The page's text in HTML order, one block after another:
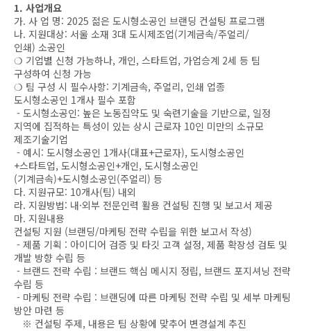
1. 사업개요
가. 사 업 명: 2025 젊은 도시형소공인 브랜딩 컨설팅 프로그램
나. 지원대상: 서울 소재 3대 도시제조업(기계금속/주얼리/
인쇄) 소공인
❍ 기업별 신청 가능하나, 개인, 스타트업, 가업승계 2세 등 팀
구성하여 신청 가능
❍ 팀 구성 시 필수사항: 기계금속, 주얼리, 인쇄 업종
도시형소공인 1개사 필수 포함
- 도시형소공인: 높은 노동집약도 및 숙련기술을 기반으로, 일정
지역에 집적하는 특성이 있는 상시 근로자 10인 미만의 소규모
제조기술기업
- 예시: 도시형소공인 1개사(대표+근로자), 도시형소공인
+스타트업, 도시형소공인+개인, 도시형소공인
(기계금속)+도시형소공인(주얼리) 등
다. 지원규모: 10개사(팀) 내외
라. 지원방법: 내·외부 전문인력 활용 컨설팅 진행 및 보고서 제공
마. 지원내용
컨설팅 지원 (브랜딩/마케팅 전략 수립을 위한 보고서 작성)
- 제품 기획 : 아이디어 검증 및 타깃 고객 설정, 제품 확장성 검토 및
개발 방향 수립 등
- 브랜드 전략 수립 : 브랜드 핵심 메시지 정립, 브랜드 포지셔닝 전략
수립 등
- 마케팅 전략 수립 : 브랜딩에 따른 마케팅 전략 수립 및 세부 마케팅
방안 마련 등
※ 컨설팅 주제, 내용은 팀 상황에 맞추어 변경설계 추진